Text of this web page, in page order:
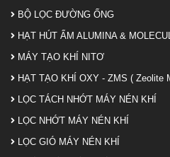
BỘ LỌC ĐƯỜNG ỐNG
HẠT HÚT ẨM ALUMINA &
MÁY TẠO KHÍ NITƠ
HẠT TẠO KHÍ OXY - ZMS ( Zeolite
LỌC TÁCH NHỚT MÁY NÉN KHÍ
LỌC NHỚT MÁY NÉN KHÍ
LỌC GIÓ MÁY NÉN KHÍ